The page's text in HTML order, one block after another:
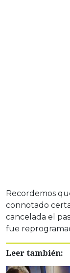
Recordemos
connotado
cancelada el
fue
Leer también: